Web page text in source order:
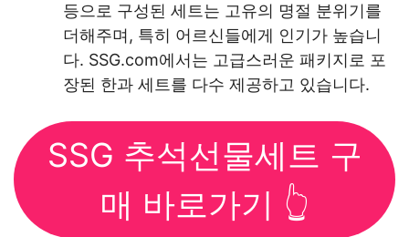
등으로 구성된 세트는 고유의 명절 분위기를
더해주며, 특히 어르신들에게 인기가 높습니
다. SSG.com에서는 고급스러운 패키지로 포
장된 한과 세트를 다수 제공하고 있습니다.
SSG 추석선물세트 구
매 바로가기 👆